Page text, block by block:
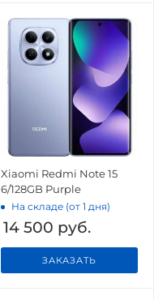
Xiaomi Redmi Note 15
6/128GB Purple
На складе (от 1 дня)
14 500 руб.
ЗАКАЗАТЬ